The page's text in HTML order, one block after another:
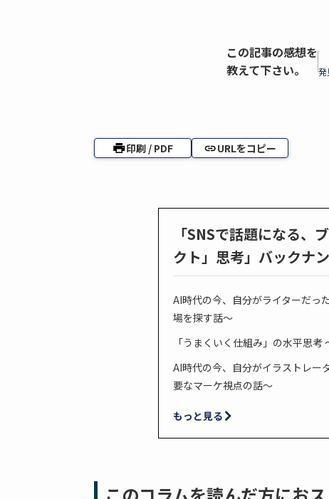
この記事の感想を
教えて下さい。
発
印刷 / PDF URLをコピー
「SNSで話題になる、
クト」思考」バックナ
AI時代の今、自分がライターだ
場を探す話〜
「うまくいく仕組み」の水平思
AI時代の今、自分がイラストレー
要なマーケ視点の話〜
もっと見る